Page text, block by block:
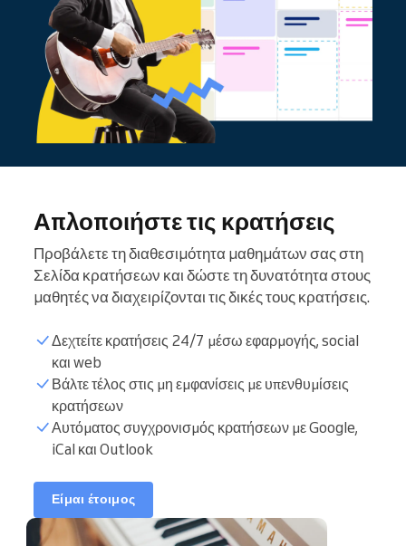
ημερολόγιο
Απλοποιήστε τις κρατήσεις
Προβάλετε τη διαθεσιμότητα μαθημάτων σας στη
Σελίδα κρατήσεων και δώστε τη δυνατότητα στους
μαθητές να διαχειρίζονται τις δικές τους κρατήσεις.
Δεχτείτε κρατήσεις 24/7 μέσω εφαρμογής, social
και web
Βάλτε τέλος στις μη εμφανίσεις με υπενθυμίσεις
κρατήσεων
Αυτόματος συγχρονισμός κρατήσεων με Google,
iCal και Outlook
Είμαι έτοιμος